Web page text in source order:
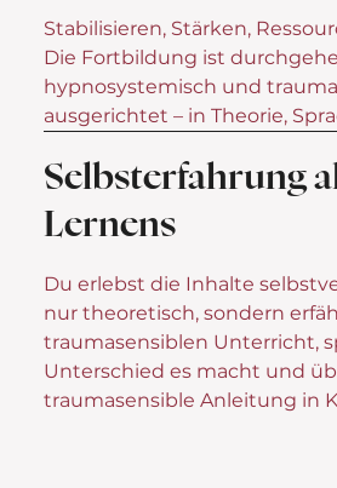
Stabilisieren, Stärken,
Die Fortbildung ist
hypnosystemisch und
ausgerichtet – in Theorie,
Selbsterfahrung
Lernens
Du erlebst die Inhalte
nur theoretisch, sondern
traumasensiblen Unterricht,
Unterschied es macht und
traumasensible Anleitung in